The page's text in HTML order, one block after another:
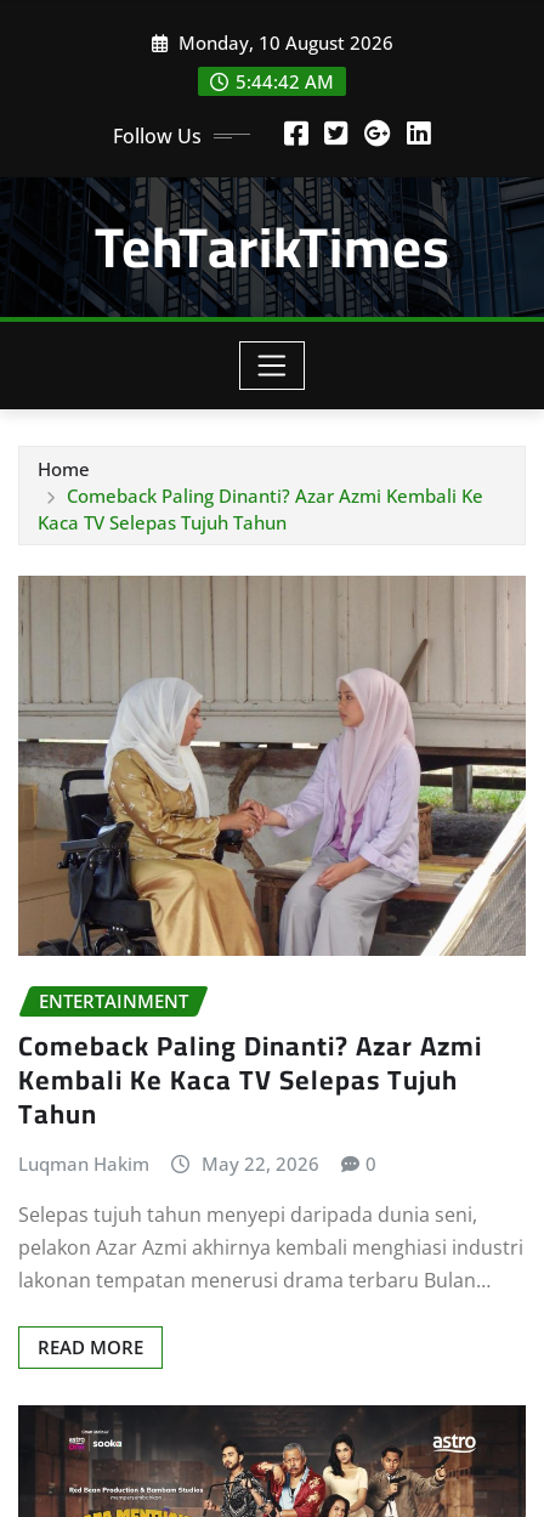
Monday, 10 August 2026
5:44:44 AM
Follow Us
TehTarikTimes
Home
Comeback Paling Dinanti? Azar Azmi Kembali Ke
Kaca TV Selepas Tujuh Tahun
ENTERTAINMENT
Comeback Paling Dinanti? Azar Azmi
Kembali Ke Kaca TV Selepas Tujuh
Tahun
Luqman Hakim May 22, 2026 0
Selepas tujuh tahun menyepi daripada dunia seni,
pelakon Azar Azmi akhirnya kembali menghiasi industri
lakonan tempatan menerusi drama terbaru Bulan…
READ MORE